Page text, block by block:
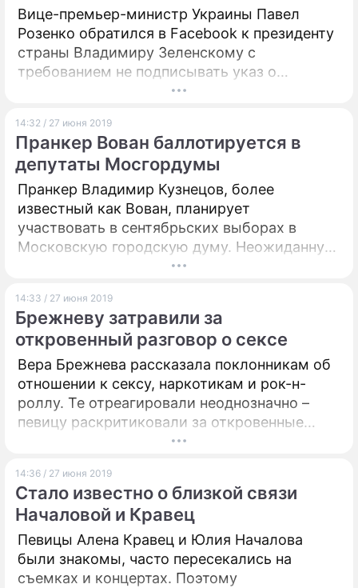
Вице-премьер-министр Украины Павел
Розенко обратился в Facebook к президенту
страны Владимиру Зеленскому с
требованием не подписывать указ о
назначении главами восьми
рассматривались на заседании
правительства 26 июня. Процедура, уверен
политик, противоречит правилам, которые
утвердил бывший шоумен.
14:32 / 27 июня 2019
Пранкер Вован баллотируется в
депутаты Мосгордумы
Пранкер Владимир Кузнецов, более
известный как Вован, планирует
участвовать в сентябрьских выборах в
Московскую городскую думу. Неожиданную
новость сообщил его коллега Алексей
14:33 / 27 июня 2019
Брежневу затравили за
откровенный разговор о сексе
Вера Брежнева рассказала поклонникам об
отношении к сексу, наркотикам и рок-н-
роллу. Те отреагировали неоднозначно –
певицу раскритиковали за откровенные
14:36 / 27 июня 2019
Стало известно о близкой связи
Началовой и Кравец
Певицы Алена Кравец и Юлия Началова
были знакомы, часто пересекались на
съемках и концертах. Поэтому